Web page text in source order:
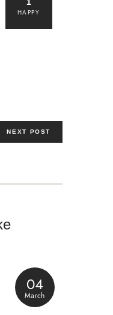
HAPPY
NEXT POST
04
March